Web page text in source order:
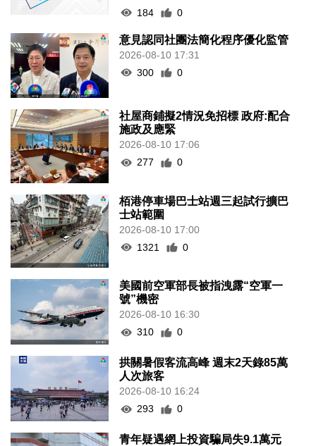
184
0
意見認同社團法簡化程序優化監管
2026-08-10 17:31
300
0
社屋商鋪擬2情況免招標 政府:配合
施政及應緊
2026-08-10 17:06
277
0
栢港停車場巴士站週三起試行擴巴
士站範圍
2026-08-10 17:00
1321
0
美國前空軍部長被指洩露“空軍一
號”機密
2026-08-10 16:30
310
0
拱關暑假客流高峰 週末2天錄85萬
人次旅客
2026-08-10 16:24
293
0
青年疑遇網上投資騙局失9.1萬元